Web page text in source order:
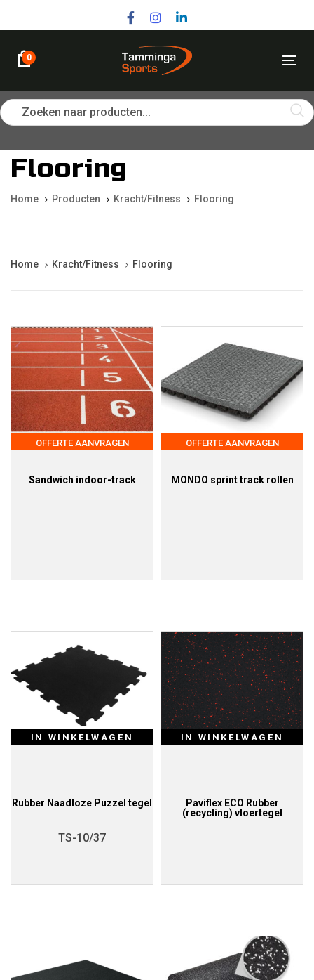
navigation
content
0
Zoeken naar producten...
Flooring
Home Producten Kracht/Fitness Flooring
Home Kracht/Fitness Flooring
OFFERTE AANVRAGEN
Sandwich indoor-track
OFFERTE AANVRAGEN
MONDO sprint track rollen
IN WINKELWAGEN
Rubber Naadloze Puzzel tegel
TS-10/37
IN WINKELWAGEN
Paviflex ECO Rubber
(recycling) vloertegel